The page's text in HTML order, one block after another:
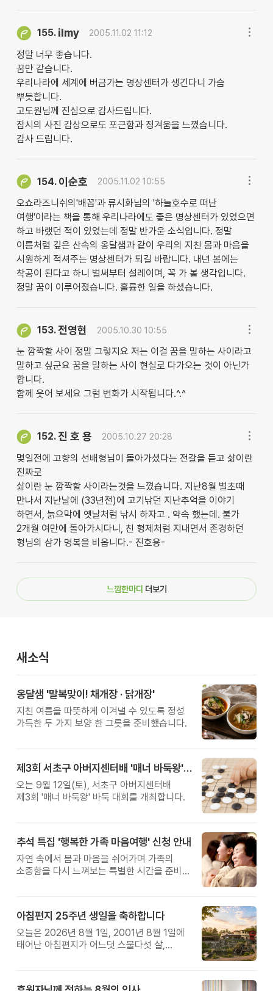
155. ilmy 2005.11.02 11:12
정말 너무 좋습니다.
꿈만 같습니다.
우리나라에 세계에 버금가는 명상센터가 생긴다니 가슴
뿌듯합니다.
고도원님께 진심으로 감사드립니다.
잠시의 사진 감상으로도 포근함과 정겨움을 느꼈습니다.
감사 드립니다.
154. 이순호 2005.11.02 10:55
오쇼라즈니쉬의'배꼽'과 류시화님의 '하늘호수로 떠난
여행'이라는 책을 통해 우리나라에도 좋은 명상센터가 있었으면
하고 바랬던 적이 있었는데 정말 반가운 소식입니다. 정말
이름처럼 깊은 산속의 옹달샘과 같이 우리의 지친 몸과 마음을
시원하게 적셔주는 명상센터가 되길 바랍니다. 내년 봄에는
착공이 된다고 하니 벌써부터 설레이며, 꼭 가 볼 생각입니다.
정말 꿈이 이루어졌습니다. 훌륭한 일을 하셨습니다.
153.전영현 2005.10.30 10:55
눈 깜짝할 사이 정말 그렇지요 저는 이걸 꿈을 말하는 사이라고
말하고 싶군요 꿈을 말하는 사이 현실로 다가오는 것이 아닌가
합니다.
함께 웃어 보세요 그럼 변화가 시작됩니다.^.^
152.진 호 용 2005.10.27 20:28
몇일전에 고향의 선배형님이 돌아가셨다는 전갈을 듣고 삶이란
진짜로
삶이란 눈 깜짝할 사이라는것을 느꼈습니다. 지난8월 벌초때
만나서 지난날에 (33년전)에 고기낚던 지난추억을 이야기
하면서, 늙으막에 옛날처럼 낚시 하자고 . 약속 했는데. 불가
2개월 여만에 돌아가시다니, 친 형제처럼 지내면서 존경하던
형님의 삼가 명복을 비옵니다.- 진호용-
느낌한마디 더보기
새소식
옹달샘 '말복맞이! 채개장 · 닭개장'
지친 여름을 따뜻하게 이겨낼 수 있도록 정성
가득한 두 가지 보양 한 그릇을 준비했습니다.
제3회 서초구 아버지센터배 '매너 바둑왕' 대회
오는 9월 12일(토), 서초구 아버지센터배
제3회 '매너 바둑왕' 바둑 대회를 개최합니다.
추석 특집 '행복한 가족 마음여행' 신청 안내
자연 속에서 몸과 마음을 쉬어가며 가족의
소중함을 다시 느껴보는 특별한 시간을 준비해
아침편지 25주년 생일을 축하합니다
오늘은 2026년 8월 1일, 2001년 8월 1일에
태어난 아침편지가 어느덧 스물다섯 살,